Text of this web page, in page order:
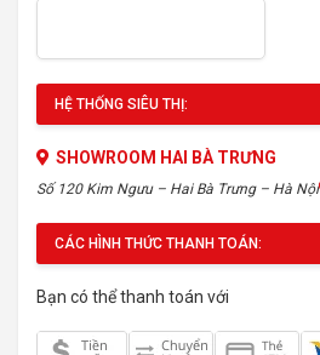
HỆ THỐNG SIÊU THỊ:
SHOWROOM HAI BÀ TRƯNG
Số 120 Kim Ngưu – Hai Bà Trưng – Hà Nội
CÁC HÌNH THỨC THANH TOÁN:
Bạn có thể thanh toán với